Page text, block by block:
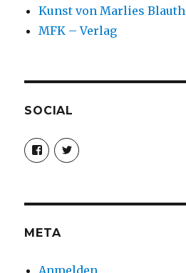
Kunst von Marlies Blauth
MFK – Verlag
SOCIAL
Profil
von
christoph.fleischer1
anzeigen
Profil
von
anzeigen
META